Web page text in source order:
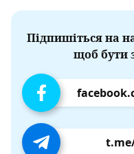
Підпишіться на
щоб бути